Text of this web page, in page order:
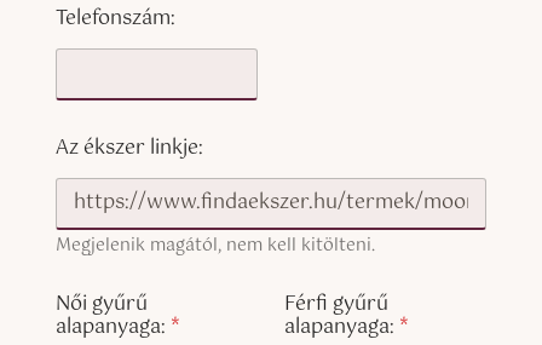
Telefonszám:
Az ékszer linkje:
Megjelenik magától, nem kell kitölteni.
Női gyűrű
alapanyaga: *
Férfi gyűrű
alapanyaga: *